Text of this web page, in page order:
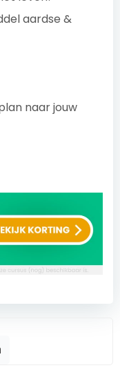
aardse &
naar jouw